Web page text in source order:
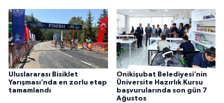
Uluslararası Bisiklet
Yarışması’nda en zorlu etap
tamamlandı
Onikişubat Belediyesi’nin
Üniversite Hazırlık Kursu
başvurularında son gün 7
Ağustos